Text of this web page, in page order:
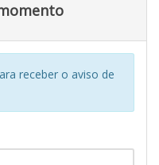
receber o aviso de